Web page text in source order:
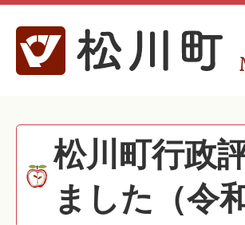
松川町行政
ました（令